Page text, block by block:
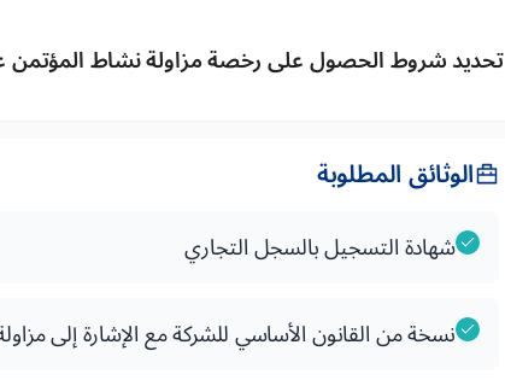
تحديد شروط الحصول على رخصة مزاولة نشاط
الوثائق المطلوبة
شهادة التسجيل بالسجل التجاري
نسخة من القانون الأساسي للشركة مع الإشارة إلى